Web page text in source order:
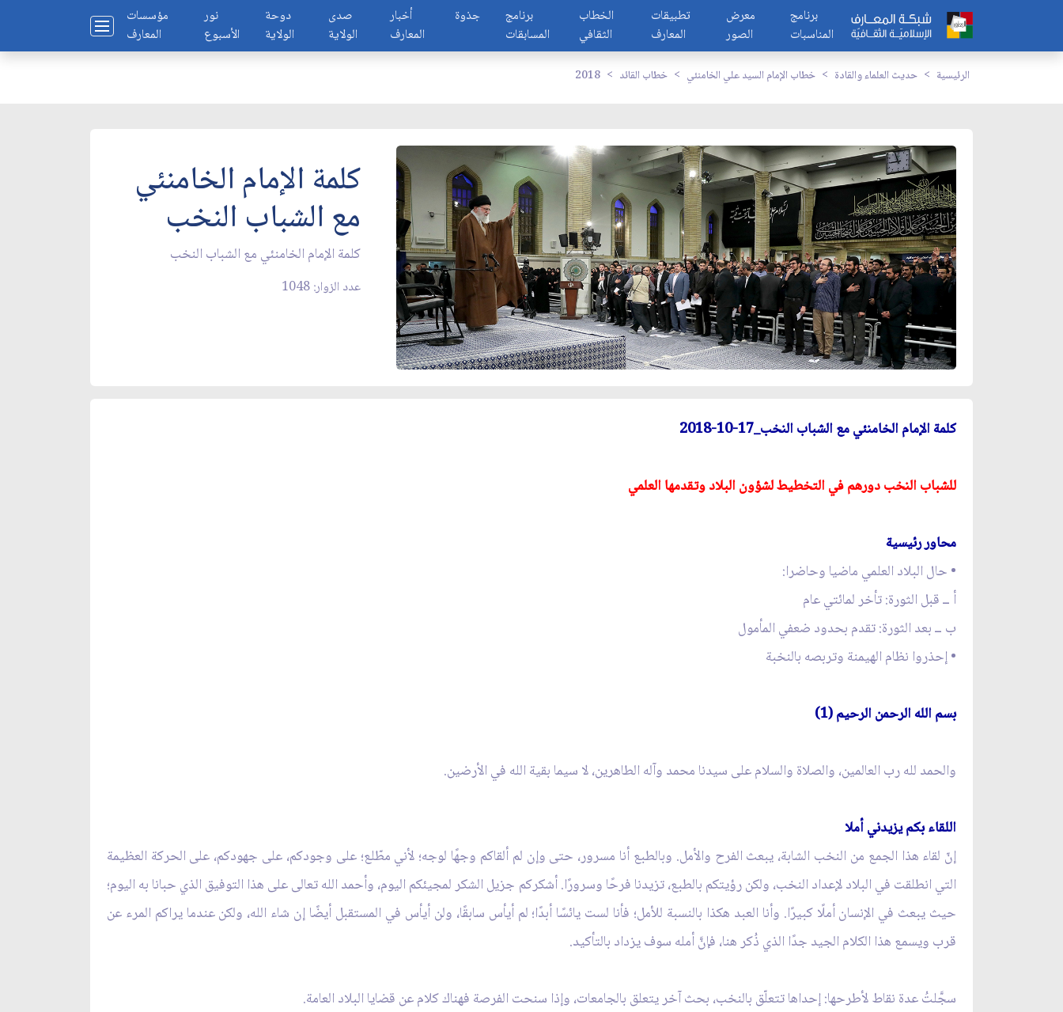
مؤسسات
المعارف
نور
الأسبوع
دوحة
الولاية
صدى
الولاية
أخبار
المعارف
جذوة
برنامج
المسابقات
الخطاب
الثقافي
تطبيقات
المعارف
معرض
الصور
برنامج
المناسبات
الرئيسية حديث العلماء والقادة خطاب الإمام السيد علي الخامنئي خطاب القائد 2018
كلمة الإمام الخامنئي
مع الشباب النخب
كلمة الإمام الخامنئي مع الشباب النخب
عدد الزوار: 1048
كلمة الإمام الخامنئي مع الشباب النخب_17-10-2018
للشباب النخب دورهم في التخطيط لشؤون البلاد وتقدمها العلمي
محاور رئيسية
• حال البلاد العلمي ماضيا وحاضرا:
أ ــ قبل الثورة: تأخر لمائتي عام
ب ــ بعد الثورة: تقدم بحدود ضعفي المأمول
• إحذروا نظام الهيمنة وتربصه بالنخبة
بسم الله الرحمن الرحيم (1)
والحمد لله رب العالمين، والصلاة والسلام على سيدنا محمد وآله الطاهرين، لا سيما بقية الله في الأرضين.
اللقاء بكم يزيدني أملا
إنّ لقاء هذا الجمع من النخب الشابة، يبعث الفرح والأمل. وبالطبع أنا مسرور، حتى وإن لم ألقاكم وجهًا لوجه؛ لأني مطّلع؛ على وجودكم، على جهودكم، على الحركة العظيمة
التي انطلقت في البلاد لإعداد النخب، ولكن رؤيتكم بالطبع، تزيدنا فرحًا وسرورًا. أشكركم جزيل الشكر لمجيئكم اليوم، وأحمد الله تعالى على هذا التوفيق الذي حبانا به اليوم؛
حيث يبعث في الإنسان أملًا كبيرًا. وأنا العبد هكذا بالنسبة للأمل؛ فأنا لست يائسًا أبدًا؛ لم أيأس سابقًا، ولن أيأس في المستقبل أيضًا إن شاء الله، ولكن عندما يراكم المرء عن
قرب ويسمع هذا الكلام الجيد جدًا الذي ذُكر هنا، فإنَّ أمله سوف يزداد بالتأكيد.
سجَّلتُ عدة نقاط لأطرحها: إحداها تتعلّق بالنخب، بحث آخر يتعلق بالجامعات، وإذا سنحت الفرصة فهناك كلام عن قضايا البلاد العامة.